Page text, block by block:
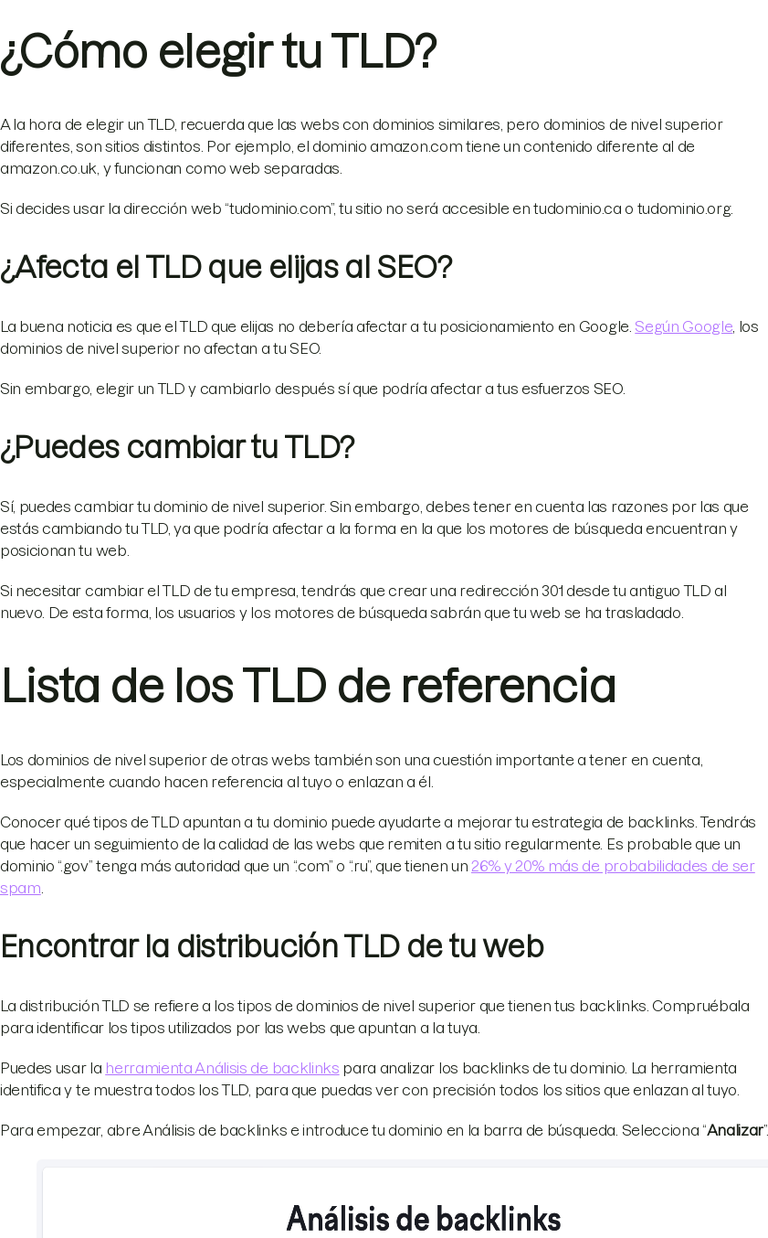
¿Cómo elegir tu TLD?
A la hora de elegir un TLD, recuerda que las webs con dominios similares, pero dominios de nivel superior
diferentes, son sitios distintos. Por ejemplo, el dominio amazon.com tiene un contenido diferente al de
amazon.co.uk, y funcionan como web separadas.
Si decides usar la dirección web “tudominio.com”, tu sitio no será accesible en tudominio.ca o tudominio.org.
¿Afecta el TLD que elijas al SEO?
La buena noticia es que el TLD que elijas no debería afectar a tu posicionamiento en Google. Según Google , los
dominios de nivel superior no afectan a tu SEO.
Sin embargo, elegir un TLD y cambiarlo después sí que podría afectar a tus esfuerzos SEO.
¿Puedes cambiar tu TLD?
Sí, puedes cambiar tu dominio de nivel superior. Sin embargo, debes tener en cuenta las razones por las que
estás cambiando tu TLD, ya que podría afectar a la forma en la que los motores de búsqueda encuentran y
posicionan tu web.
Si necesitar cambiar el TLD de tu empresa, tendrás que crear una redirección 301 desde tu antiguo TLD al
nuevo. De esta forma, los usuarios y los motores de búsqueda sabrán que tu web se ha trasladado.
Lista de los TLD de referencia
Los dominios de nivel superior de otras webs también son una cuestión importante a tener en cuenta,
especialmente cuando hacen referencia al tuyo o enlazan a él.
Conocer qué tipos de TLD apuntan a tu dominio puede ayudarte a mejorar tu estrategia de backlinks. Tendrás
que hacer un seguimiento de la calidad de las webs que remiten a tu sitio regularmente. Es probable que un
dominio “.gov” tenga más autoridad que un “.com” o “.ru”, que tienen un 26% y 20% más de probabilidades de ser
spam
Encontrar la distribución TLD de tu web
La distribución TLD se refiere a los tipos de dominios de nivel superior que tienen tus backlinks. Compruébala
para identificar los tipos utilizados por las webs que apuntan a la tuya.
Puedes usar la herramienta Análisis de backlinks para analizar los backlinks de tu dominio. La herramienta
identifica y te muestra todos los TLD, para que puedas ver con precisión todos los sitios que enlazan al tuyo.
Para empezar, abre Análisis de backlinks e introduce tu dominio en la barra de búsqueda. Selecciona “Analizar”.